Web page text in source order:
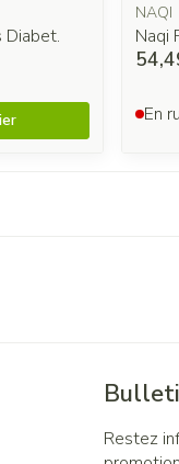
NAQI
Naqi
En
Restez